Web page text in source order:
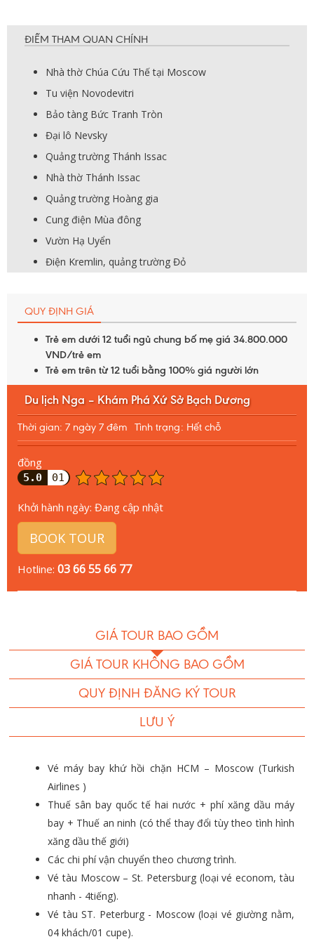
ĐIỂM THAM QUAN CHÍNH
Nhà thờ Chúa Cứu Thế tại Moscow
Tu viện Novodevitri
Bảo tàng Bức Tranh Tròn
Đại lô Nevsky
Quảng trường Thánh Issac
Nhà thờ Thánh Issac
Quảng trường Hoàng gia
Cung điện Mùa đông
Vườn Hạ Uyển
Điện Kremlin, quảng trường Đỏ
QUY ĐỊNH GIÁ
Trẻ em dưới 12 tuổi ngủ chung bố mẹ giá 34.800.000
VND/trẻ em
Trẻ em trên từ 12 tuổi bằng 100% giá người lớn
Du lịch Nga – Khám Phá Xứ Sở Bạch Dương
Thời gian: 7 ngày 7 đêm Tình trạng: Hết chỗ
đồng
5.0 01
Khởi hành ngày: Đang cập nhật
BOOK TOUR
Hotline: 03 66 55 66 77
GIÁ TOUR BAO GỒM
GIÁ TOUR KHÔNG BAO GỒM
QUY ĐỊNH ĐĂNG KÝ TOUR
LƯU Ý
Vé máy bay khứ hồi chặn HCM – Moscow (Turkish
Airlines )
Thuế sân bay quốc tế hai nước + phí xăng dầu máy
bay + Thuế an ninh (có thể thay đổi tùy theo tình hình
xăng dầu thế giới)
Các chi phí vận chuyển theo chương trình.
Vé tàu Moscow – St. Petersburg (loại vé econom, tàu
nhanh - 4tiếng).
Vé tàu ST. Peterburg - Moscow (loại vé giường nằm,
04 khách/01 cupe).